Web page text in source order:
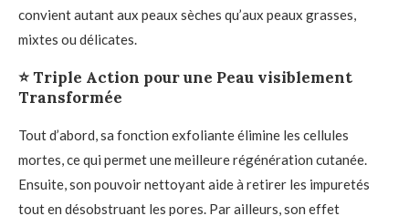
convient autant aux peaux sèches qu’aux peaux grasses,
mixtes ou délicates.
⭐ Triple Action pour une Peau visiblement
Transformée
Tout d’abord, sa fonction exfoliante élimine les cellules
mortes, ce qui permet une meilleure régénération cutanée.
Ensuite, son pouvoir nettoyant aide à retirer les impuretés
tout en désobstruant les pores. Par ailleurs, son effet